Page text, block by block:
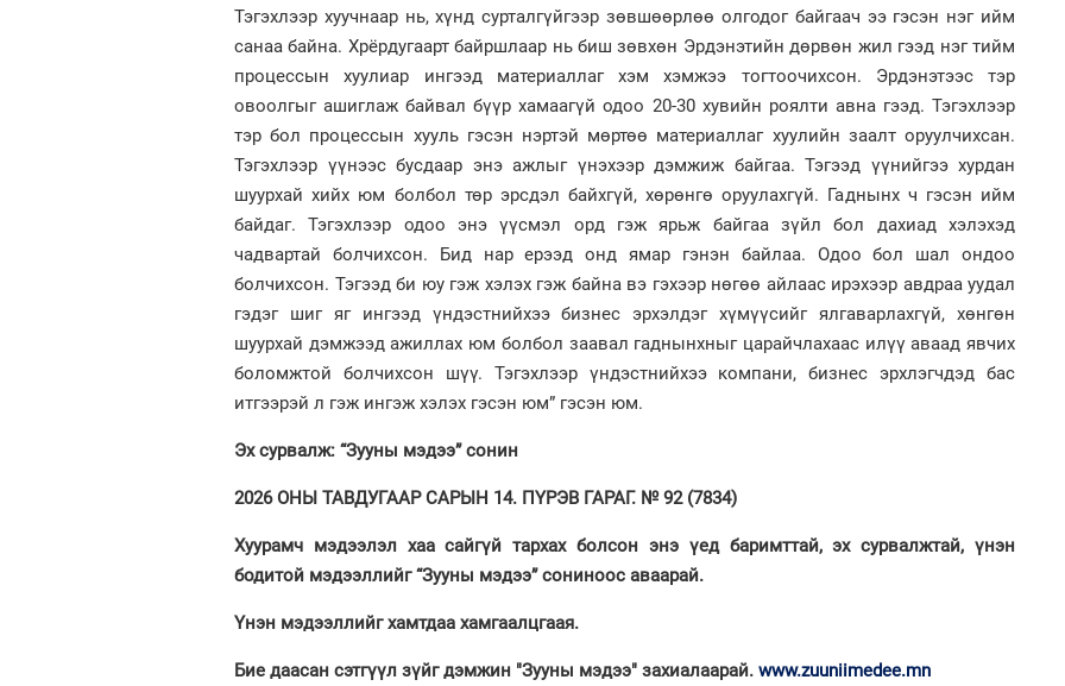
Тэгэхлээр хуучнаар нь, хүнд сурталгүйгээр зөвшөөрлөө олгодог байгаач ээ гэсэн нэг ийм
санаа байна. Хрёрдугаарт байршлаар нь биш зөвхөн Эрдэнэтийн дөрвөн жил гээд нэг тийм
процессын хуулиар ингээд материаллаг хэм хэмжээ тогтоочихсон. Эрдэнэтээс тэр
овоолгыг ашиглаж байвал бүүр хамаагүй одоо 20-30 хувийн роялти авна гээд. Тэгэхлээр
тэр бол процессын хууль гэсэн нэртэй мөртөө материаллаг хуулийн заалт оруулчихсан.
Тэгэхлээр үүнээс бусдаар энэ ажлыг үнэхээр дэмжиж байгаа. Тэгээд үүнийгээ хурдан
шуурхай хийх юм болбол төр эрсдэл байхгүй, хөрөнгө оруулахгүй. Гаднынх ч гэсэн ийм
байдаг. Тэгэхлээр одоо энэ үүсмэл орд гэж ярьж байгаа зүйл бол дахиад хэлэхэд
чадвартай болчихсон. Бид нар ерээд онд ямар гэнэн байлаа. Одоо бол шал ондоо
болчихсон. Тэгээд би юу гэж хэлэх гэж байна вэ гэхээр нөгөө айлаас ирэхээр авдраа уудал
гэдэг шиг яг ингээд үндэстнийхээ бизнес эрхэлдэг хүмүүсийг ялгаварлахгүй, хөнгөн
шуурхай дэмжээд ажиллах юм болбол заавал гаднынхныг царайчлахаас илүү аваад явчих
боломжтой болчихсон шүү. Тэгэхлээр үндэстнийхээ компани, бизнес эрхлэгчдэд бас
итгээрэй л гэж ингэж хэлэх гэсэн юм” гэсэн юм.
Эх сурвалж: “Зууны мэдээ” сонин
2026 ОНЫ ТАВДУГААР САРЫН 14. ПҮРЭВ ГАРАГ. № 92 (7834)
Хуурамч мэдээлэл хаа сайгүй тархах болсон энэ үед баримттай, эх сурвалжтай, үнэн
бодитой мэдээллийг “Зууны мэдээ” сониноос аваарай.
Үнэн мэдээллийг хамтдаа хамгаалцгаая.
Бие даасан сэтгүүл зүйг дэмжин "Зууны мэдээ" захиалаарай. www.zuuniimedee.mn